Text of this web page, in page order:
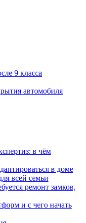
9 класса
автомобиля
в чём
в доме
всей семьи
ремонт замков,
и с чего начать